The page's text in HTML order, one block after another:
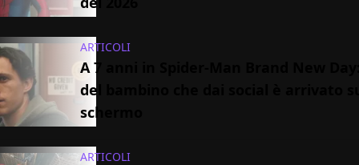
ARTICOLI
A 7 anni in Spider-Man Brand New
del bambino che dai social è arrivato
schermo
ARTICOLI